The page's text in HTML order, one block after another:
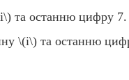
та останню цифру 7.
\(i\) та останню